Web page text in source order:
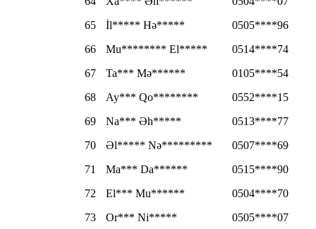
65
İl***** Hə*****
0505****96
66
Mu******** El*****
0514****74
67
Ta*** Mə******
0105****54
68
Ay*** Qo********
0552****15
69
Na*** Əh*****
0513****77
70
Əl***** Nə*********
0507****69
71
Ma*** Da******
0515****90
72
El*** Mu******
0504****70
73
Or*** Ni*****
0505****07